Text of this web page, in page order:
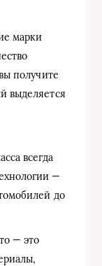
марки
получите
выделяется
всегда
—
до
— это